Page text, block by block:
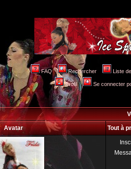
FAQ Rechercher Liste
Profil Se connecter
Avatar
Tout à